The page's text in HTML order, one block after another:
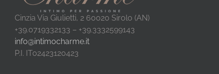
Cinzia Via Giulietti, 2 60020 Sirolo (AN)
+39.0719332133 – +39.3332599143
info@intimocharme.it
P.I. IT02423120423